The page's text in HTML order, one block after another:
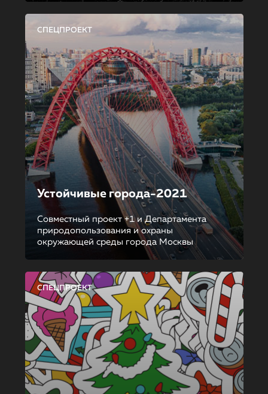
СПЕЦПРОЕКТ
Устойчивые города-2021
Совместный проект +1 и Департамента
природопользования и охраны
окружающей среды города Москвы
СПЕЦПРОЕКТ